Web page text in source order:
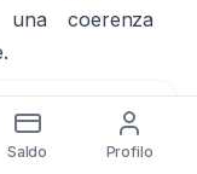
coerenza
Saldo Profilo